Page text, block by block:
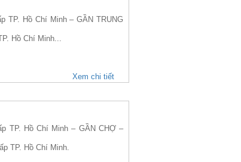
TP. Hồ Chí Minh – GẦN TRUNG
Hồ Chí Minh...
Xem chi tiết
TP. Hồ Chí Minh – GẦN CHỢ –
TP. Hồ Chí Minh.